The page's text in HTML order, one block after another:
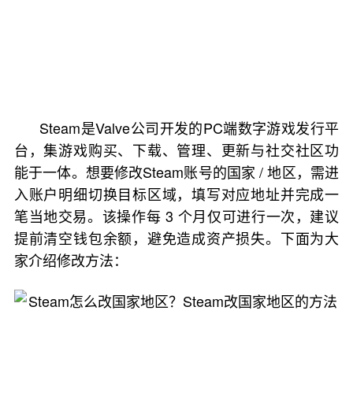
Steam是Valve公司开发的PC端数字游戏发行平
台，集游戏购买、下载、管理、更新与社交社区功
能于一体。想要修改Steam账号的国家 / 地区，需进
入账户明细切换目标区域，填写对应地址并完成一
笔当地交易。该操作每 3 个月仅可进行一次，建议
提前清空钱包余额，避免造成资产损失。下面为大
家介绍修改方法：